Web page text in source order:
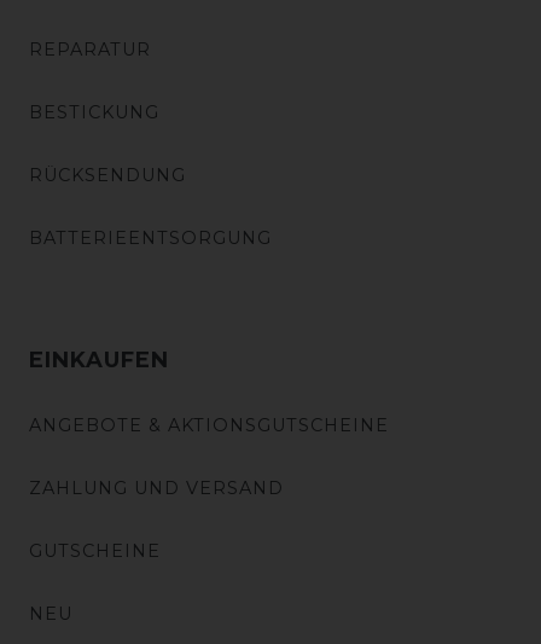
REPARATUR
BESTICKUNG
RÜCKSENDUNG
BATTERIEENTSORGUNG
EINKAUFEN
ANGEBOTE & AKTIONSGUTSCHEINE
ZAHLUNG UND VERSAND
GUTSCHEINE
NEU